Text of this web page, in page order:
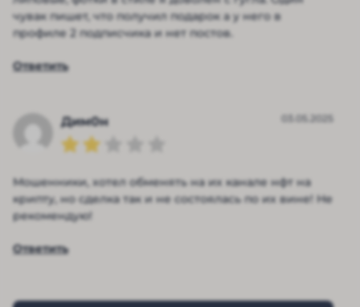
чувак пишет, что получил подарок а у него в
профиле 2 подписчика и нет постов.
Ответить
Дим0н 03.05.2025
Мошенники, хотел обменять на их канале нфт на
крипту, но сделка так и не состоялась по их вине! Не
рекомендую!
Ответить